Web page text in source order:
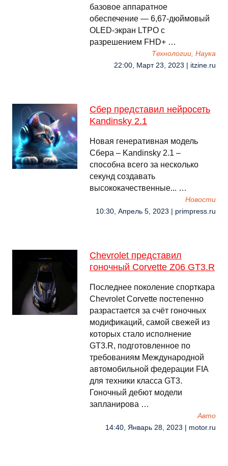
базовое аппаратное
обеспечение — 6,67-дюймовый
OLED-экран LTPO с
разрешением FHD+ …
Технологии, Наука
22:00, Март 23, 2023 | itzine.ru
Сбер представил нейросеть
Kandinsky 2.1
Новая генеративная модель
Сбера – Kandinsky 2.1 –
способна всего за несколько
секунд создавать
высококачественные... …
Новости
10:30, Апрель 5, 2023 | primpress.ru
Chevrolet представил
гоночный Corvette Z06 GT3.R
Последнее поколение спорткара
Chevrolet Corvette постепенно
разрастается за счёт гоночных
модификаций, самой свежей из
которых стало исполнение
GT3.R, подготовленное по
требованиям Международной
автомобильной федерации FIA
для техники класса GT3.
Гоночный дебют модели
запланирова …
Авто
14:40, Январь 28, 2023 | motor.ru